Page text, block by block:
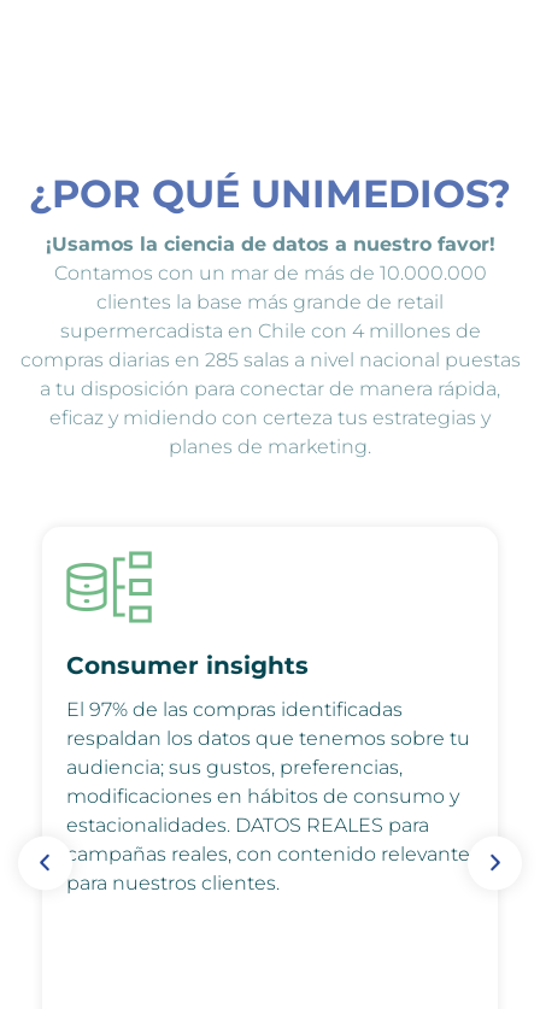
¿POR QUÉ UNIMEDIOS?
¡Usamos la ciencia de datos a nuestro favor!
Contamos con un mar de más de 10.000.000
clientes la base más grande de retail
supermercadista en Chile con 4 millones de
compras diarias en 285 salas a nivel nacional puestas
a tu disposición para conectar de manera rápida,
eficaz y midiendo con certeza tus estrategias y
planes de marketing.
Consumer insights
El 97% de las compras identificadas
respaldan los datos que tenemos sobre tu
audiencia; sus gustos, preferencias,
modificaciones en hábitos de consumo y
estacionalidades. DATOS REALES para
campañas reales, con contenido relevante
para nuestros clientes.